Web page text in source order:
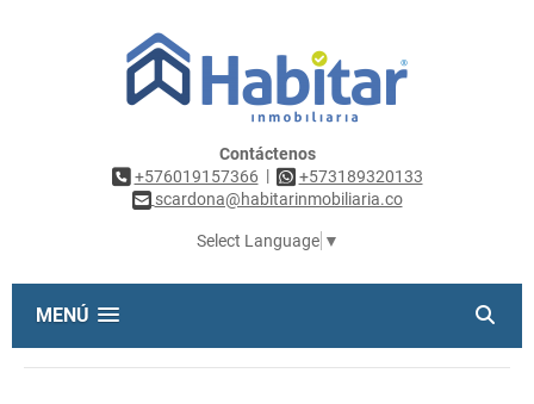
Contáctenos
+576019157366 |
+573189320133
scardona@habitarinmobiliaria.co
Select Language ▼
MENÚ